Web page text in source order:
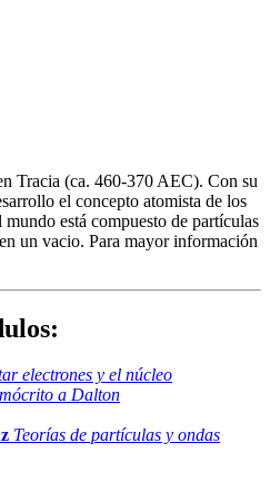
Tracia (ca. 460-370 AEC). Con su
el concepto atomista de los
está compuesto de partículas
un vacio. Para mayor información
electrones y el núcleo
a Dalton
Teorías de partículas y ondas